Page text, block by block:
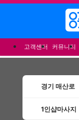
고객센터 커뮤니티
경기 매산로
1인샵마사지